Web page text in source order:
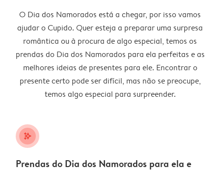
O Dia dos Namorados está a chegar, por isso vamos
ajudar o Cupido. Quer esteja a preparar uma surpresa
romântica ou à procura de algo especial, temos os
prendas do Dia dos Namorados para ela perfeitas e as
melhores ideias de presentes para ele. Encontrar o
presente certo pode ser difícil, mas não se preocupe,
temos algo especial para surpreender.
stars_plus
Prendas do Dia dos Namorados para ela e